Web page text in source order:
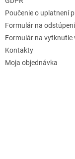
Poučenie o uplatnení
Formulár na
Formulár na vytknutie
Kontakty
Moja objednávka